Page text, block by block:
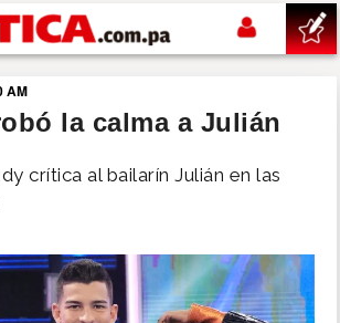
principal
AM
la calma a Julián
crítica al bailarín Julián en las